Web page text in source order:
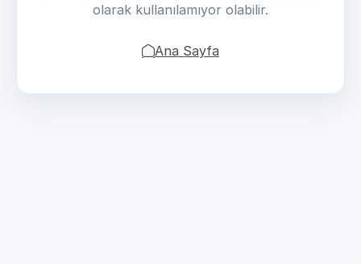
olarak kullanılamıyor olabilir.
Ana Sayfa